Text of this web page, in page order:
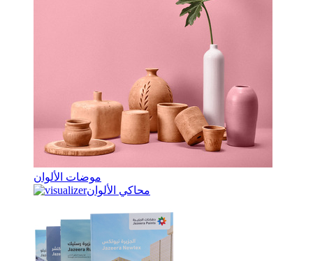
موضات الألوان
محاكي الألوان